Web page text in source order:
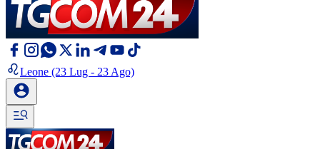
Leone (23 Lug - 23 Ago)